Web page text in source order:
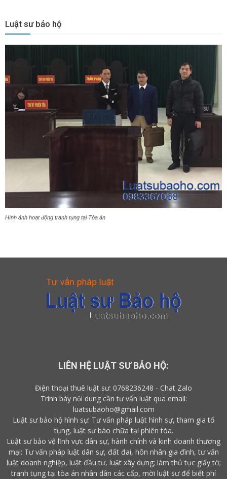
Luật sư bảo hộ
Hình ảnh hoạt động tranh tụng tại Tòa án
LIÊN HỆ LUẬT SƯ BẢO HỘ:
Điện thoại thuê luật sư: 0768236248 - Chat Zalo
Trình bày nội dung cần tư vấn luật qua email:
luatsubaoho@gmail.com
Luật sư bảo hộ hình sự: Tư vấn pháp luật hình sự, tham gia tố
tụng, luật sư bào chữa tại phiên tòa.
Luật sư bảo vệ lĩnh vực dân sự, hành chính và kinh doanh thương
mại: Tư vấn pháp luật dân sự, đất đai, hôn nhân gia đình, tư vấn
luật doanh nghiệp, luật đầu tư, luật xây dựng; làm thủ tục giấy tờ;
tranh tụng tại tòa án nhân dân các cấp, mời luật sưđể biết phí